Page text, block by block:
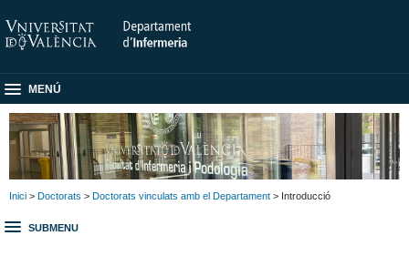
MENÚ
Inici > Doctorats > Doctorats vinculats amb el Departament > Introducció
SUBMENU